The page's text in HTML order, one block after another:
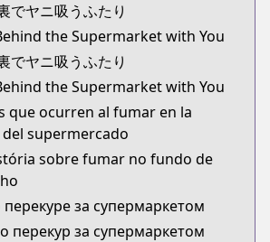
manga/64430
series/367184/list
up.com/manga/261
でヤニ吸うふたり
the Supermarket with You
でヤニ吸うふたり
the Supermarket with You
que ocurren al fumar en la
supermercado
sobre fumar no fundo de
за супермаркетом
перекур за супермаркетом